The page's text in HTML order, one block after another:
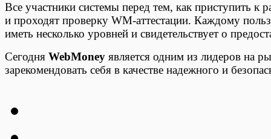
Все участники системы перед тем, как приступить к
и проходят проверку WM-аттестации. Каждому
иметь несколько уровней и свидетельствует о
Сегодня WebMoney является одним из лидеров на
зарекомендовать себя в качестве надежного и